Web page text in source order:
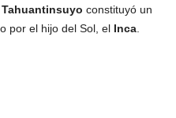
Tahuantinsuyo constituyó un
por el hijo del Sol, el Inca